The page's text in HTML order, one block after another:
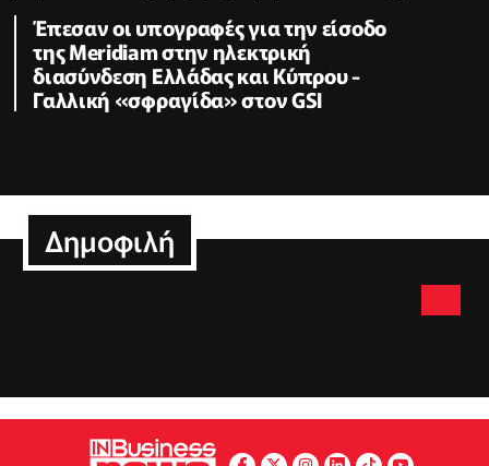
Έπεσαν οι υπογραφές για την είσοδο
της Meridiam στην ηλεκτρική
διασύνδεση Ελλάδας και Κύπρου -
Γαλλική «σφραγίδα» στον GSI
Δημοφιλή